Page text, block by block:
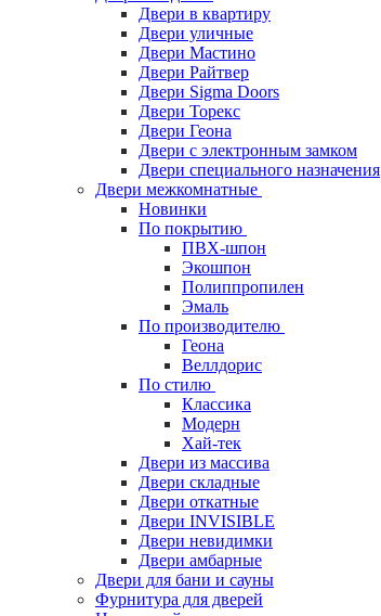
Двери в квартиру
Двери уличные
Двери Мастино
Двери Райтвер
Двери Sigma Doors
Двери Торекс
Двери Геона
Двери с электронным замком
Двери специального назначения
Двери межкомнатные
Новинки
По покрытию
ПВХ-шпон
Экошпон
Полиппропилен
Эмаль
По производителю
Геона
Веллдорис
По стилю
Классика
Модерн
Хай-тек
Двери из массива
Двери складные
Двери откатные
Двери INVISIBLE
Двери невидимки
Двери амбарные
Двери для бани и сауны
Фурнитура для дверей